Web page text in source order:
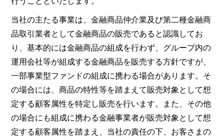
当社の主たる事業は、金融商品仲介業及び第二種金融商
品取引業者として金融商品の販売であると認識してお
り、基本的には金融商品の組成を行わず、グループ内の
運用会社等が組成する金融商品を販売する方針ですが、
一部事業型ファンドの組成に携わる場合があります。そ
の場合には、商品の特性等を踏まえて販売対象として想
定する顧客属性を特定し販売を行います。また、その他
の場合にも組成に携わる金融事業者が販売対象として想
定する顧客属性を踏まえ、当社の責任の下、お客さまの